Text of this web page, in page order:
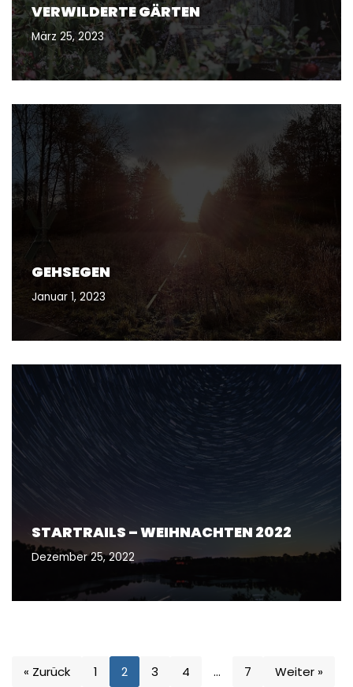
VERWILDERTE GÄRTEN
März 25, 2023
GEHSEGEN
Januar 1, 2023
STARTRAILS – WEIHNACHTEN 2022
Dezember 25, 2022
« Zurück 1 2 3 4 … 7 Weiter »